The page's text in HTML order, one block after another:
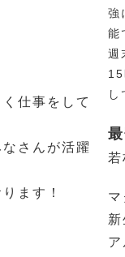
仕事をして
さんが活躍
ます！
強
能
週